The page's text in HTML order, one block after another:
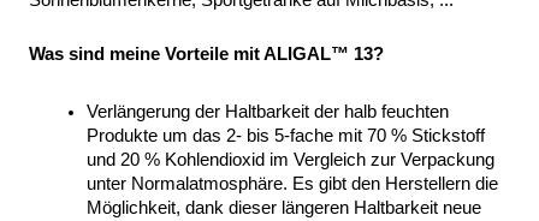
Was sind meine Vorteile mit ALIGAL™ 13?
Verlängerung der Haltbarkeit der halb feuchten
Produkte um das 2- bis 5-fache mit 70 % Stickstoff
und 20 % Kohlendioxid im Vergleich zur Verpackung
unter Normalatmosphäre. Es gibt den Herstellern die
Möglichkeit, dank dieser längeren Haltbarkeit neue